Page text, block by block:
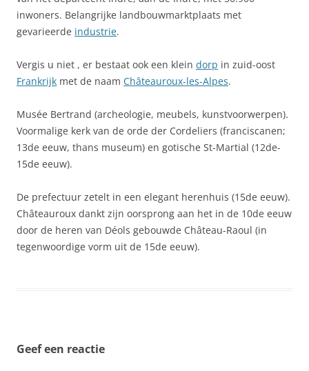
inwoners. Belangrijke landbouwmarktplaats met
gevarieerde industrie.
Vergis u niet , er bestaat ook een klein dorp in zuid-oost
Frankrijk met de naam Châteauroux-les-Alpes.
Musée Bertrand (archeologie, meubels, kunstvoorwerpen).
Voormalige kerk van de orde der Cordeliers (franciscanen;
13de eeuw, thans museum) en gotische St-Martial (12de-
15de eeuw).
De prefectuur zetelt in een elegant herenhuis (15de eeuw).
Châteauroux dankt zijn oorsprong aan het in de 10de eeuw
door de heren van Déols gebouwde Château-Raoul (in
tegenwoordige vorm uit de 15de eeuw).
Geef een reactie